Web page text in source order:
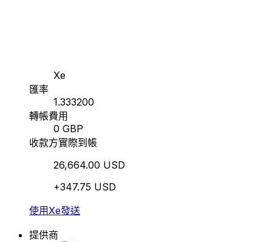
Xe
匯率
1.333200
轉帳費用
0 GBP
收款方實際到帳
26,664.00 USD
+347.75 USD
使用Xe發送
提供商